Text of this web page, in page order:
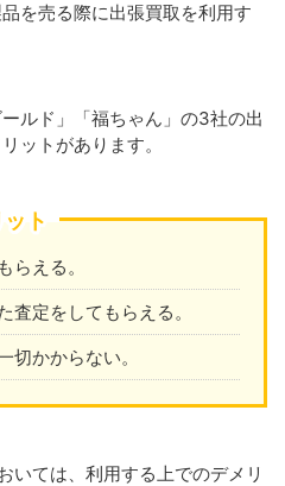
を売る際に出張買取を利用す
ルド」「福ちゃん」の3社の出
ットがあります。
ト
らえる。
査定をしてもらえる。
切かからない。
いては、利用する上でのデメリ